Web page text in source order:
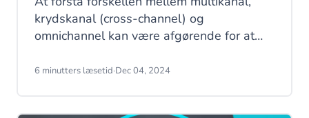
krydskanal (cross-channel) og
omnichannel kan være afgørende for at
kommunikationsstrategi, der forbedrer
6 minutters læsetid·Dec 04, 2024